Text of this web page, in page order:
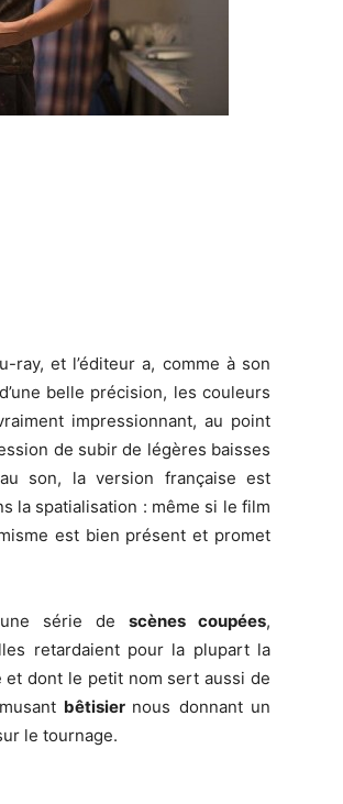
ray, et l’éditeur a, comme à son
belle précision, les couleurs
impressionnant, au point
de subir de légères baisses
son, la version française est
la spatialisation : même si le film
est bien présent et promet
une série de scènes coupées,
retardaient pour la plupart la
et dont le petit nom sert aussi de
bêtisier nous donnant un
le tournage.